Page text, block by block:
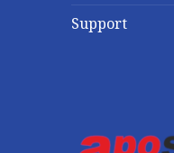
Support